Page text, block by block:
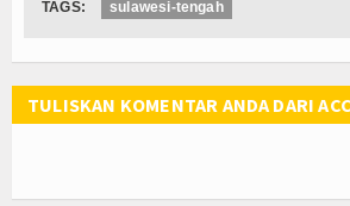
TAGS: sulawesi-tengah
TULISKAN KOMENTAR ANDA DARI